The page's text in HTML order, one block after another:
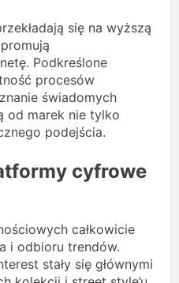
się na wyższą
Podkreślone
procesów
świadomych
od marek nie tylko
podejścia.
cyfrowe
całkowicie
i odbioru trendów.
stały się głównymi